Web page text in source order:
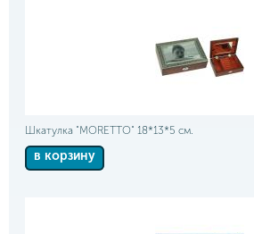
Шкатулка "MORETTO" 18*13*5 см.
в корзину